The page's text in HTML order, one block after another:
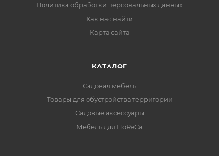
Политика обработки персональных данных
Как нас найти
Карта сайта
КАТАЛОГ
Садовая мебель
Товары для обустройства территории
Садовые аксессуары
Мебель для HoReCa